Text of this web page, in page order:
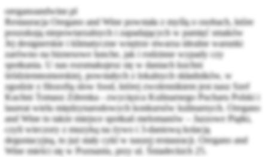
oreganoandwine.pl
Restauracja Oregano and Wine powstała z myślą o osobach, które
poszukują niepowtarzalnych i zapadających w pamięć smaków
Jej designerskie i klimatyczne wnętrze stwarza idealne warunki
zarówno na biznesowe lunche, jak i rodzinne wypady czy
spotkania. U nas rozsmakujesz się w daniach kuchni
śródziemnomorskiej, powstałych z lokalnych składników, w
zgodzie z filozofią slow food, której zwolennikiem jest nasz Szef
Kuchni Tomasz Zdrenka - zwycięzca Kulinarnego Pucharu Polski i
laureat wielu międzynarodowych konkursów kulinarnych. Oregano
and Wine to także miejsce spotkań melomanów – Jazzowe Piątki,
czyli wieczory z muzyką na żywo i 3-daniową kolacją
degustacyjną, to już stały cykl w naszej restauracji. Oregano and
Wine mieści się w Poznaniu, przy ul. Śniadeckich 25.